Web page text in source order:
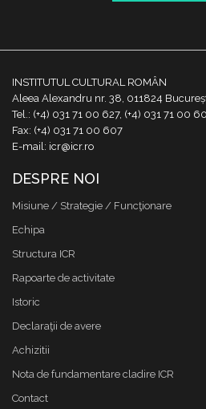
INSTITUTUL CULTURAL ROMÂN
Aleea Alexandru nr. 38, 011824
Tel.: (+4) 031 71 00 627, (+4) 031 71 00
Fax: (+4) 031 71 00 607
E-mail: icr@icr.ro
DESPRE NOI
Misiune / Strategie / Funcţionare
Echipa
Structura ICR
Rapoarte de activitate
Istoric
Declaraţii de avere
Achizitii
Nota de fundamentare cladire ICR
Contact